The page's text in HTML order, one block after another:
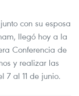
con su esposa
llegó hoy a la
Conferencia de
y realizar las
7 al 11 de junio.